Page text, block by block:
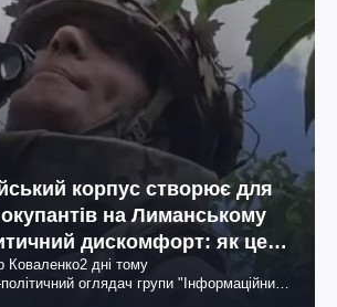
корпус створює для
на Лиманському
дискомфорт: як це
Коваленко2 дні тому
оглядач групи "Інформаційний